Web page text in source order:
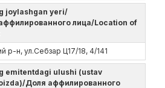
joylashgan yeri/
лица/Location of
р-н, ул.Себзар Ц17/18, 4/141
emitentdagi ulushi (ustav
Доля аффилированного